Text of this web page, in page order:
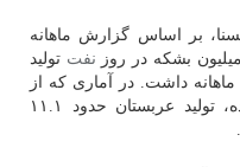
بر اساس گزارش ماهانه
نفت تولید
رشد ماهانه داشت. در آماری كه از
طرف این كشور به اوپك ارائه شده، تولید عربستان حدود ۱۱.۱